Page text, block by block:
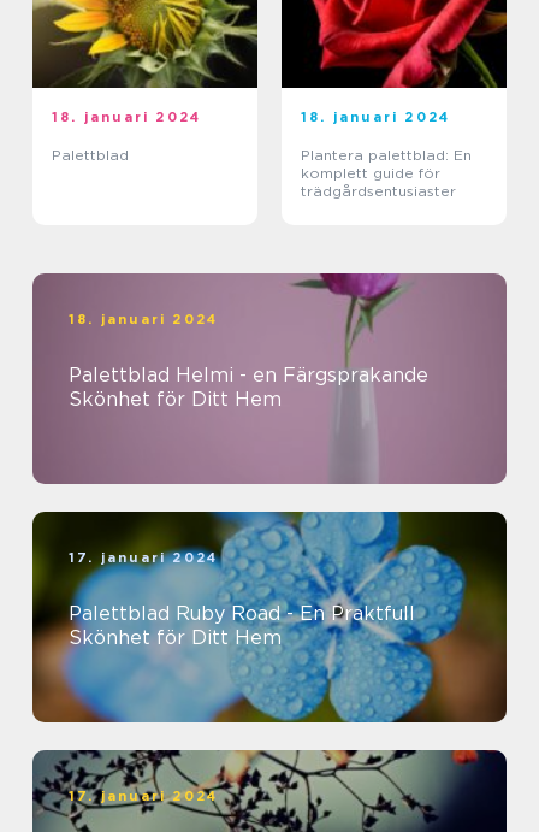
18. januari 2024
Palettblad
18. januari 2024
Plantera palettblad: En
komplett guide för
trädgårdsentusiaster
18. januari 2024
Palettblad Helmi - en Färgsprakande
Skönhet för Ditt Hem
17. januari 2024
Palettblad Ruby Road - En Praktfull
Skönhet för Ditt Hem
17. januari 2024